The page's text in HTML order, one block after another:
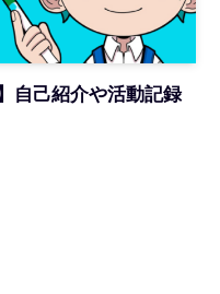
自己紹介や活動記録